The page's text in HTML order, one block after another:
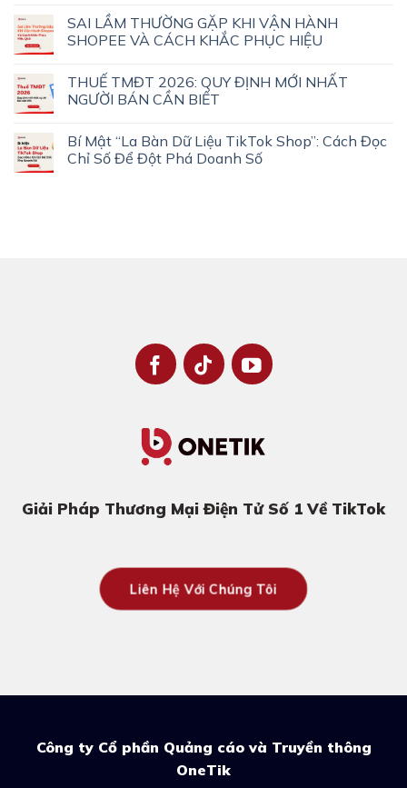
SAI LẦM THƯỜNG GẶP KHI VẬN HÀNH
SHOPEE VÀ CÁCH KHẮC PHỤC HIỆU
THUẾ TMĐT 2026: QUY ĐỊNH MỚI NHẤT
NGƯỜI BÁN CẦN BIẾT
Bí Mật “La Bàn Dữ Liệu TikTok Shop”: Cách Đọc
Chỉ Số Để Đột Phá Doanh Số
Giải Pháp Thương Mại Điện Tử Số 1 Về TikTok
Liên Hệ Với Chúng Tôi
Công ty Cổ phần Quảng cáo và Truyền thông
OneTik